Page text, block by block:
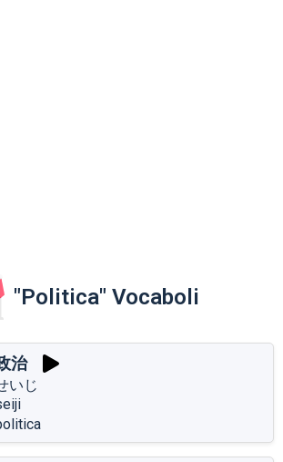
"Politica" Vocaboli
治
いじ